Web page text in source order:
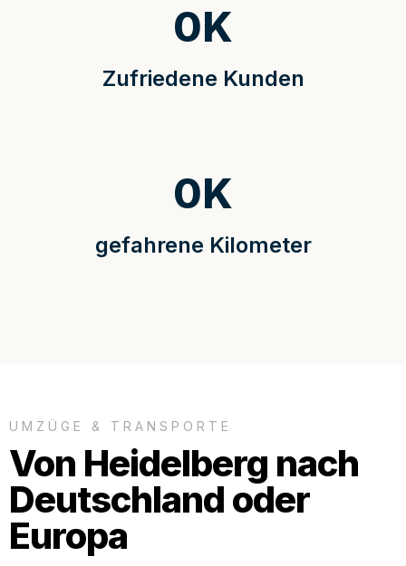
Zufriedene Kunden
0K
gefahrene Kilometer
0K
UMZÜGE & TRANSPORTE
Von Heidelberg nach
Deutschland oder
Europa